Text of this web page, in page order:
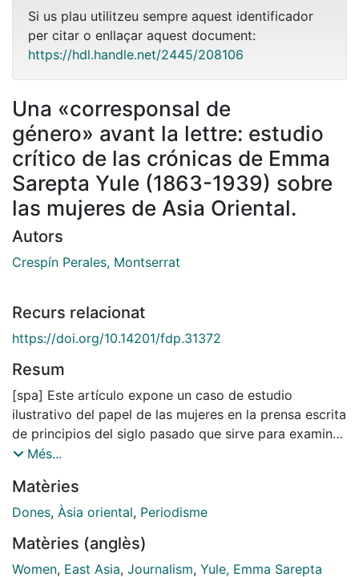
Si us plau utilitzeu sempre aquest identificador
per citar o enllaçar aquest document:
https://hdl.handle.net/2445/208106
Una «corresponsal de
género» avant la lettre: estudio
crítico de las crónicas de Emma
Sarepta Yule (1863-1939) sobre
las mujeres de Asia Oriental.
Autors
Crespín Perales, Montserrat
Recurs relacionat
https://doi.org/10.14201/fdp.31372
Resum
[spa] Este artículo expone un caso de estudio
ilustrativo del papel de las mujeres en la prensa escrita
de principios del siglo pasado que sirve para examinar
críticamente los reportajes que firmara la
las mujeres en Asia Oriental, publicados en la revista
ilustrada Scribner’s Magazine y en Current History. La
ideológicos, culturales y de género patentes en las
crónicas de Yule dedicados a la «nueva mujer»
Més...
Matèries
Dones, Àsia oriental, Periodisme
Matèries (anglès)
Women, East Asia, Journalism, Yule, Emma Sarepta